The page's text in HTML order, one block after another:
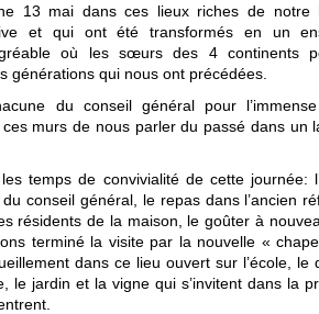
13 mai dans ces lieux riches de notre
et qui ont été transformés en un
où les sœurs des 4 continents
générations qui nous ont précédées.
du conseil général pour
murs de nous parler du passé dans un
temps de convivialité de cette journée:
conseil général, le repas dans l’ancien
résidents de la maison, le goûter à
terminé la visite par la nouvelle «
dans ce lieu ouvert sur l’école, le
le jardin et la vigne qui s’invitent dans la